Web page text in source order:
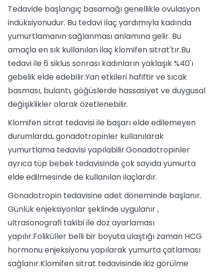
Tedavide başlangıç basamağı genellikle ovulasyon
indüksiyonudur. Bu tedavi ilaç yardımıyla kadında
yumurtlamanın sağlanması anlamına gelir. Bu
amaçla en sık kullanılan ilaç klomifen sitrat'tır.Bu
tedavi ile 6 siklus sonrası kadınların yaklaşık %40'ı
gebelik elde edebilir.Yan etkileri hafiftir ve sıcak
basması, bulantı, göğüslerde hassasiyet ve duygusal
değişiklikler olarak özetlenebilir.
Klomifen sitrat tedavisi ile başarı elde edilemeyen
durumlarda, gonadotropinler kullanılarak
yumurtlama tedavisi yapılabilir.Gonadotropinler
ayrıca tüp bebek tedavisinde çok sayıda yumurta
elde edilmesinde de kullanılan ilaçlardır.
Gonadotropin tedavisine adet döneminde başlanır.
Günlük enjeksiyonlar şeklinde uygulanır ,
ultrasonografi takibi ile doz ayarlaması
yapılır.Foliküller belli bir boyuta ulaştığı zaman HCG
hormonu enjeksiyonu yapılarak yumurta çatlaması
sağlanır.Klomifen sitrat tedavisinde ikiz görülme